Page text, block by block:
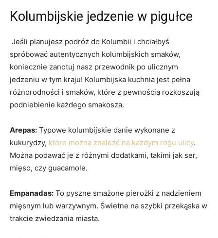
Kolumbijskie⁣ jedzenie w pigułce
⁣ ‍Jeśli planujesz podróż do Kolumbii i ‌chciałbyś
spróbować autentycznych kolumbijskich smaków,
koniecznie zanotuj nasz​ przewodnik po ulicznym⁤
jedzeniu w ⁤tym kraju! Kolumbijska kuchnia jest pełna
różnorodności i smaków, które z⁢ pewnością rozkoszują
podniebienie każdego ‍smakosza.
Arepas: Typowe kolumbijskie danie wykonane‍ z
kukurydzy,⁢ które można znaleźć na ​każdym rogu ulicy.
Można ⁣podawać je⁣ z różnymi‍ dodatkami, takimi jak ser,
mięso,⁣ czy guacamole.
Empanadas: To pyszne smażone pierożki z ​nadzieniem
mięsnym ‌lub warzywnym. Świetne na szybki przekąska w
‍trakcie zwiedzania miasta.